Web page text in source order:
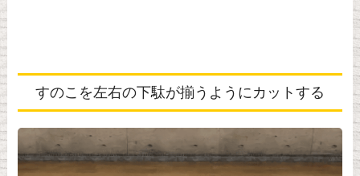
すのこを左右の下駄が揃うようにカットする